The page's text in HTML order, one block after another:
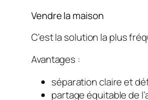
Vendre la maison
C’est la solution la plus
Avantages :
séparation claire et
partage équitable de